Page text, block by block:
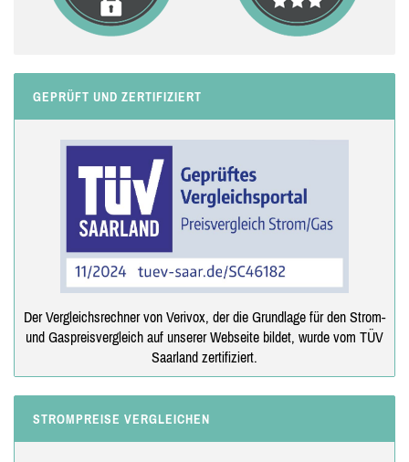
GEPRÜFT UND ZERTIFIZIERT
Der Vergleichsrechner von Verivox, der die Grundlage für den Strom-
und Gaspreisvergleich auf unserer Webseite bildet, wurde vom TÜV
Saarland zertifiziert.
STROMPREISE VERGLEICHEN